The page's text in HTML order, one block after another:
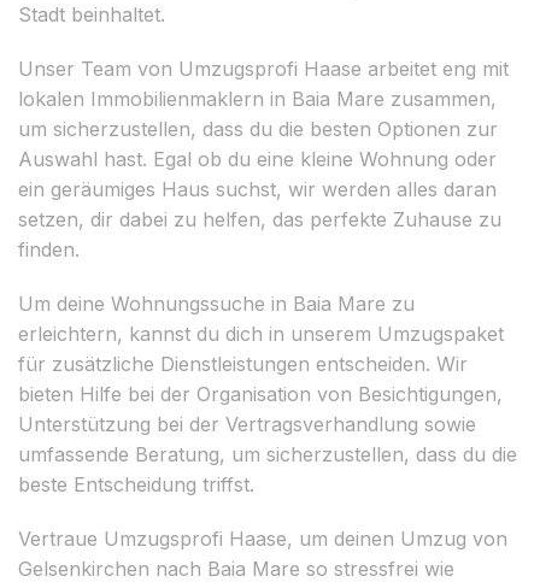
Stadt beinhaltet.
Unser Team von Umzugsprofi Haase arbeitet eng mit
lokalen Immobilienmaklern in Baia Mare zusammen,
um sicherzustellen, dass du die besten Optionen zur
Auswahl hast. Egal ob du eine kleine Wohnung oder
ein geräumiges Haus suchst, wir werden alles daran
setzen, dir dabei zu helfen, das perfekte Zuhause zu
finden.
Um deine Wohnungssuche in Baia Mare zu
erleichtern, kannst du dich in unserem Umzugspaket
für zusätzliche Dienstleistungen entscheiden. Wir
bieten Hilfe bei der Organisation von Besichtigungen,
Unterstützung bei der Vertragsverhandlung sowie
umfassende Beratung, um sicherzustellen, dass du die
beste Entscheidung triffst.
Vertraue Umzugsprofi Haase, um deinen Umzug von
Gelsenkirchen nach Baia Mare so stressfrei wie